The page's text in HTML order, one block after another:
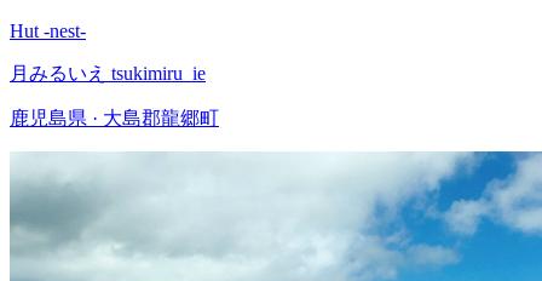
Hut -nest-
月みるいえ tsukimiru_ie
鹿児島県 · 大島郡龍郷町